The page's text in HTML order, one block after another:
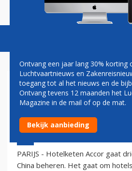
Magazine Podcasts
DRIE NIEUWE
ACCOR IN CHINA
22 september 2005 - 2:00
PARIJS - Hotelketen Accor gaat
China beheren. Het gaat om
Ontvang een jaar lang 30% korting
Luchtvaartnieuws en
toegang tot al het nieuws en de
Ontvang tevens 12 maanden het
Magazine in de mail of op de mat.
Bekijk aanbieding